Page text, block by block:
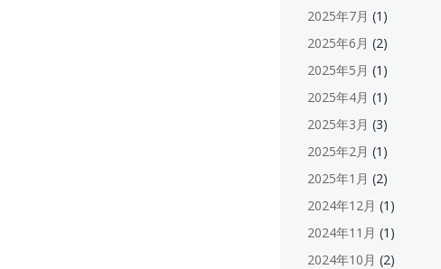
2025年7月 (1)
2025年6月 (2)
2025年5月 (1)
2025年4月 (1)
2025年3月 (3)
2025年2月 (1)
2025年1月 (2)
2024年12月 (1)
2024年11月 (1)
2024年10月 (2)